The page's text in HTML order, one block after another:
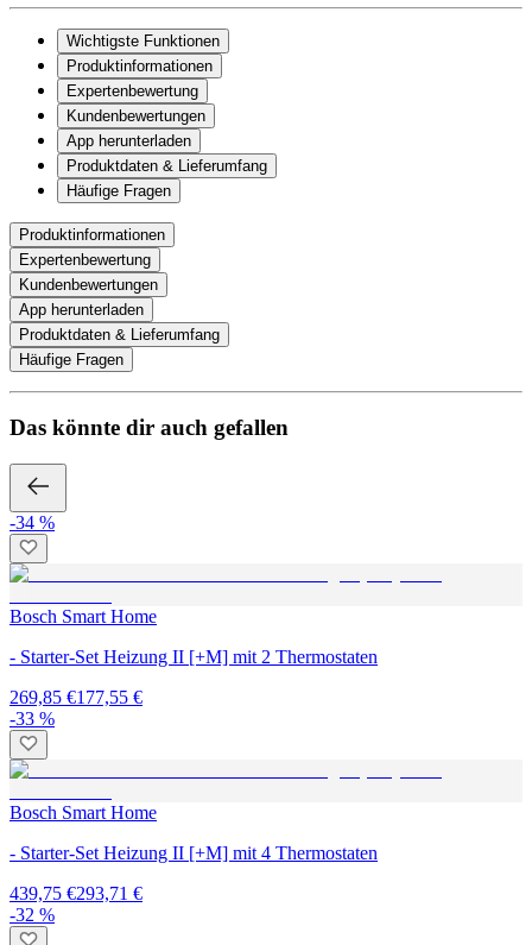
Wichtigste Funktionen
Produktinformationen
Expertenbewertung
Kundenbewertungen
App herunterladen
Produktdaten & Lieferumfang
Häufige Fragen
Produktinformationen
Expertenbewertung
Kundenbewertungen
App herunterladen
Produktdaten & Lieferumfang
Häufige Fragen
Das könnte dir auch gefallen
-34 %
Bosch Smart Home
- Starter-Set Heizung II [+M] mit 2 Thermostaten
269,85 €177,55 €
-33 %
Bosch Smart Home
- Starter-Set Heizung II [+M] mit 4 Thermostaten
439,75 €293,71 €
-32 %